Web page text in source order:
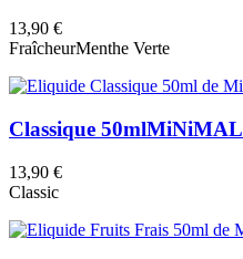
13,90 €
FraîcheurMenthe Verte
Classique 50mlMiNiMAL
13,90 €
Classic